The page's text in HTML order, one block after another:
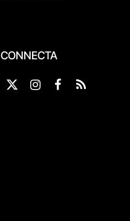
CONNECTA
X
InstagramFacebook
RSS